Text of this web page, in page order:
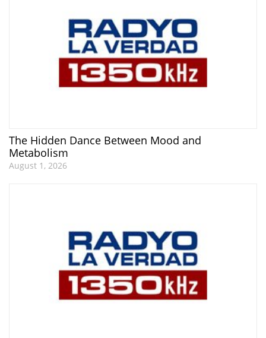
The Hidden Dance Between Mood and
Metabolism
August 1, 2026